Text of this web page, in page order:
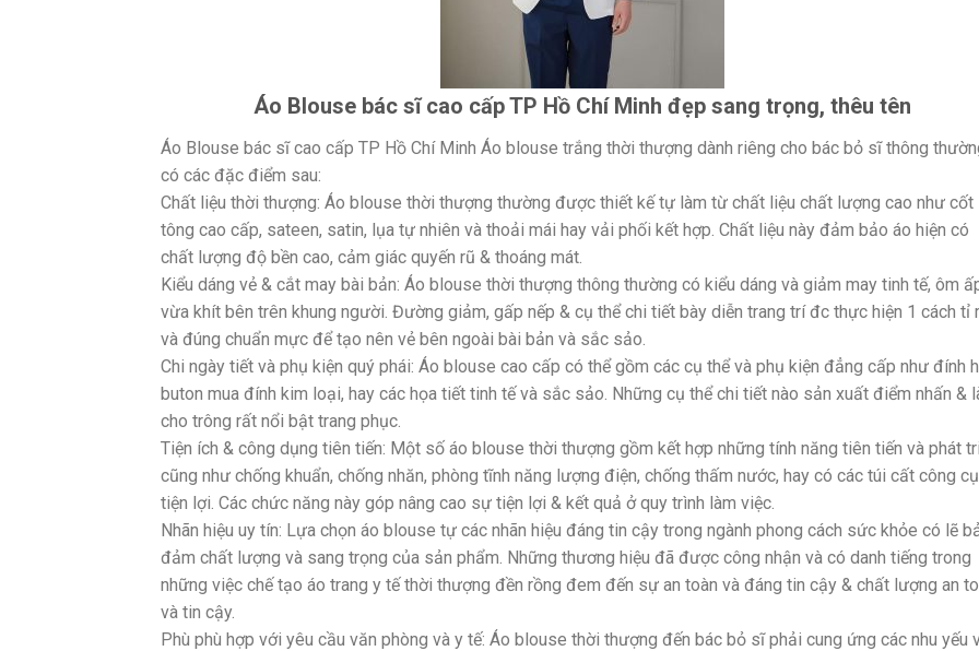
Áo Blouse bác sĩ cao cấp TP Hồ Chí Minh đẹp sang trọng, thêu tên
Áo Blouse bác sĩ cao cấp TP Hồ Chí Minh Áo blouse trắng thời thượng dành riêng cho bác bỏ sĩ thông
có các đặc điểm sau:
Chất liệu thời thượng: Áo blouse thời thượng thường được thiết kế tự làm từ chất liệu chất lượng cao như cốt
tông cao cấp, sateen, satin, lụa tự nhiên và thoải mái hay vải phối kết hợp. Chất liệu này đảm bảo áo hiện có
chất lượng độ bền cao, cảm giác quyến rũ & thoáng mát.
Kiểu dáng vẻ & cắt may bài bản: Áo blouse thời thượng thông thường có kiểu dáng và giảm may tinh tế, ôm
vừa khít bên trên khung người. Đường giảm, gấp nếp & cụ thể chi tiết bày diễn trang trí đc thực hiện 1 cách tỉ
và đúng chuẩn mực để tạo nên vẻ bên ngoài bài bản và sắc sảo.
Chi ngày tiết và phụ kiện quý phái: Áo blouse cao cấp có thể gồm các cụ thể và phụ kiện đẳng cấp như đính
buton mua đính kim loại, hay các họa tiết tinh tế và sắc sảo. Những cụ thể chi tiết nào sản xuất điểm nhấn &
cho trông rất nổi bật trang phục.
Tiện ích & công dụng tiên tiến: Một số áo blouse thời thượng gồm kết hợp những tính năng tiên tiến và phát
cũng như chống khuẩn, chống nhăn, phòng tĩnh năng lượng điện, chống thấm nước, hay có các túi cất công cụ
tiện lợi. Các chức năng này góp nâng cao sự tiện lợi & kết quả ở quy trình làm việc.
Nhãn hiệu uy tín: Lựa chọn áo blouse tự các nhãn hiệu đáng tin cậy trong ngành phong cách sức khỏe có lẽ
đảm chất lượng và sang trọng của sản phẩm. Những thương hiệu đã được công nhận và có danh tiếng trong
những việc chế tạo áo trang y tế thời thượng đền rồng đem đến sự an toàn và đáng tin cậy & chất lượng an
và tin cậy.
Phù phù hợp với yêu cầu văn phòng và y tế: Áo blouse thời thượng đến bác bỏ sĩ phải cung ứng các nhu yếu